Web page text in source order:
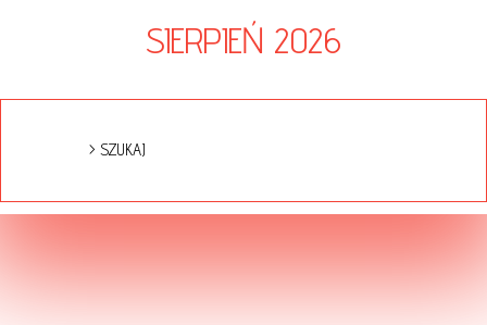
SIERPIEŃ 2026